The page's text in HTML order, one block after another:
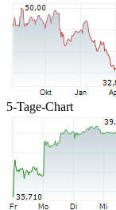
5-Tage-Chart